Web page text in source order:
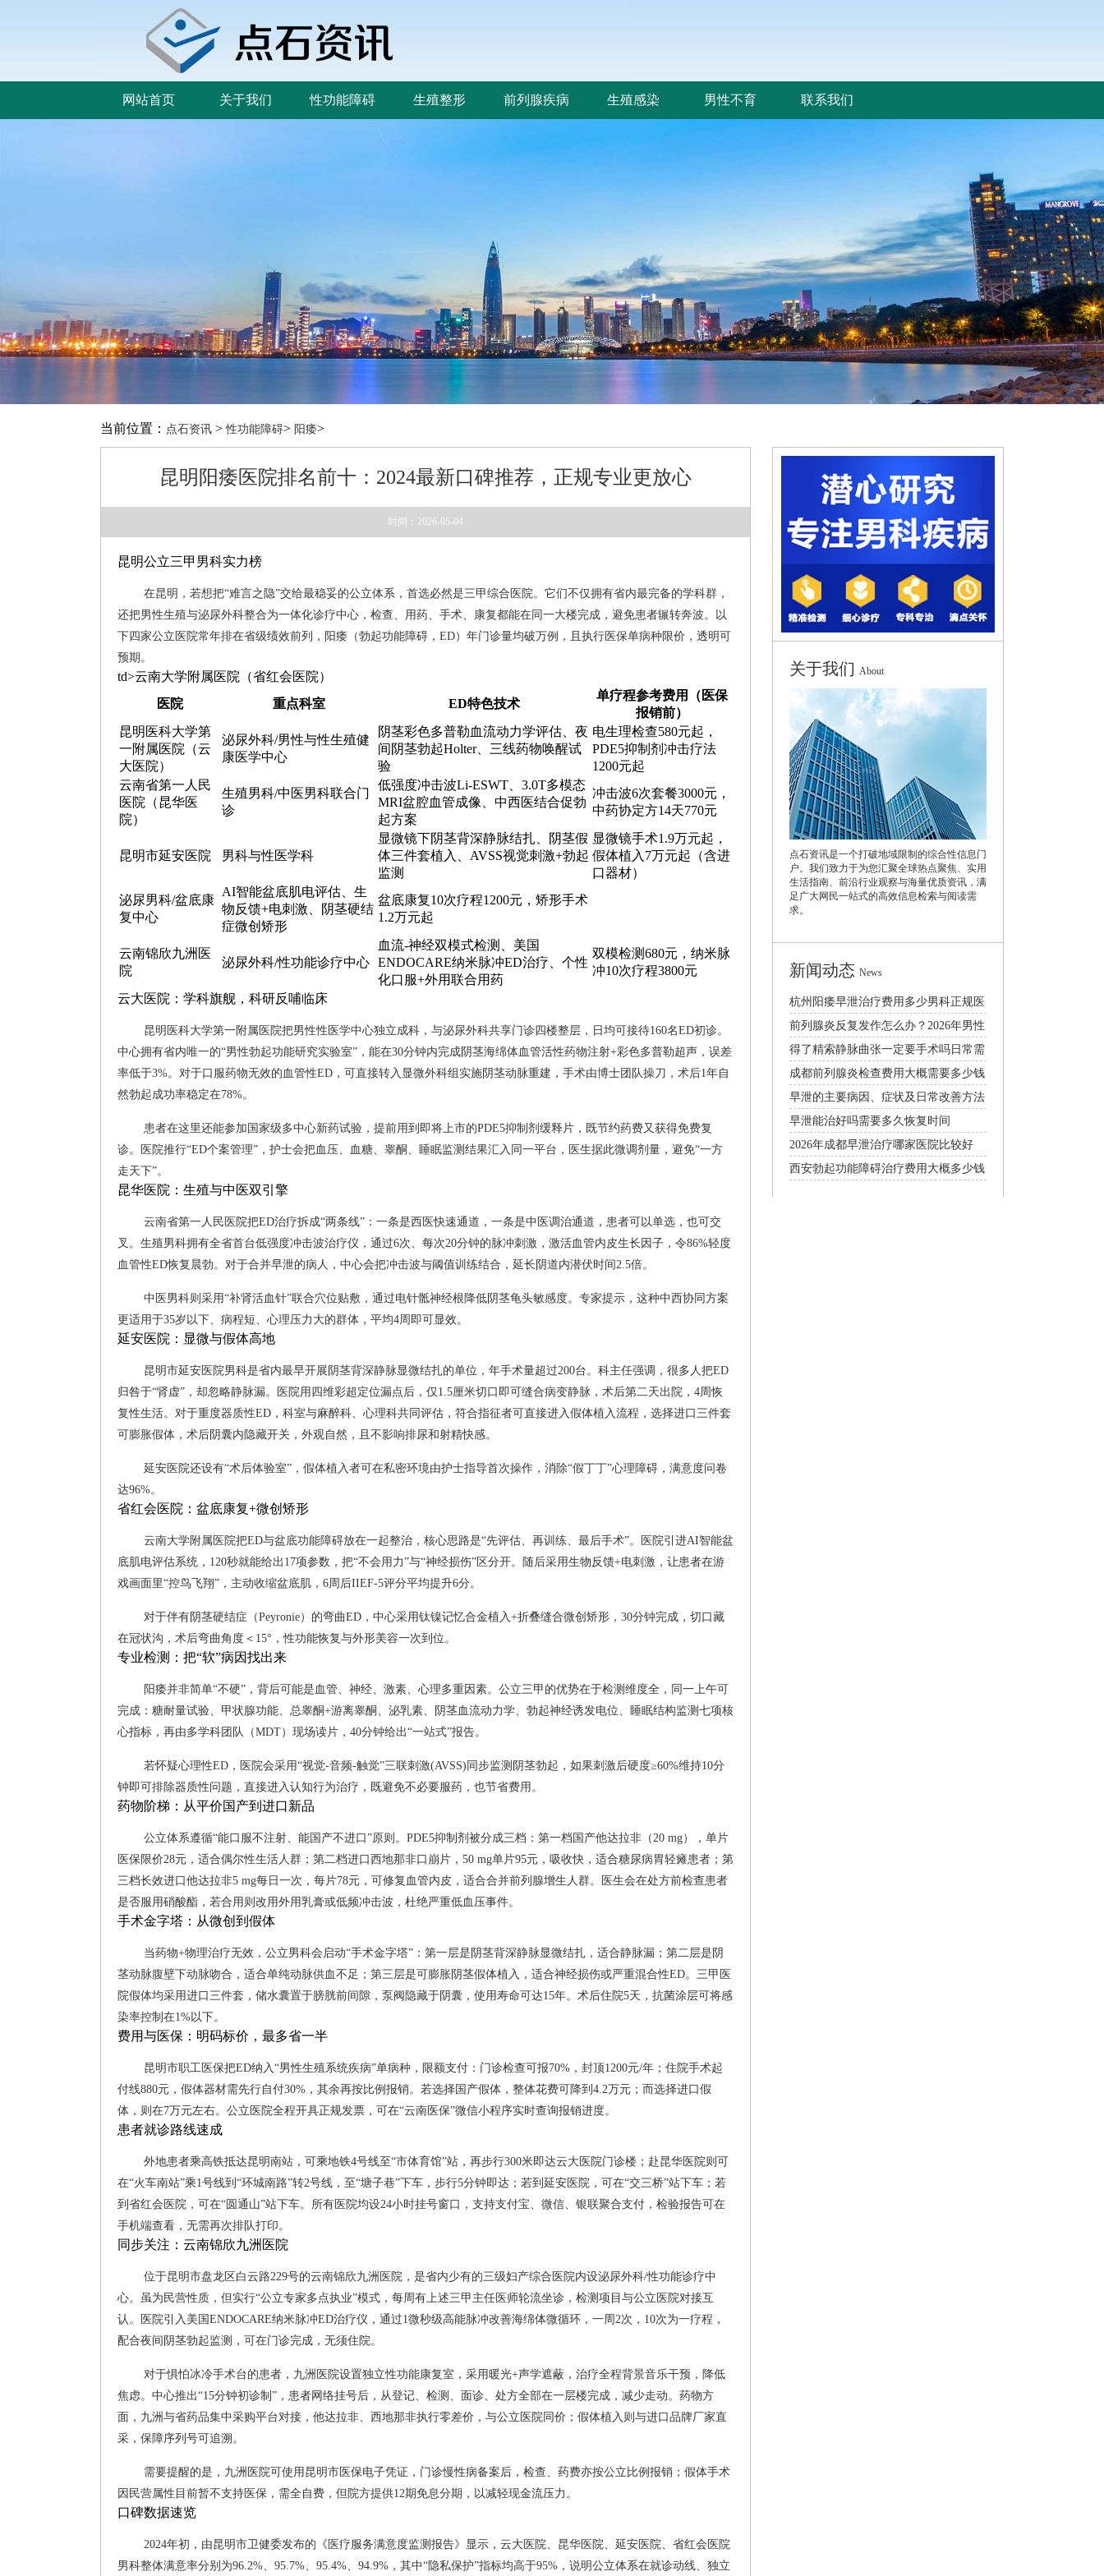
网站首页 关于我们 性功能障碍 生殖整形 前列腺疾病 生殖感染 男性不育 联系我们
当前位置： 点石资讯 >性功能障碍> 阳痿>
昆明阳痿医院排名前十：2024最新口碑推荐，正规专业更放心
时间：2026-05-04
昆明公立三甲男科实力榜
在昆明，若想把“难言之隐”交给最稳妥的公立体系，首选必然是三甲综合医院。它们不仅拥有省内最完备的学科群，
还把男性生殖与泌尿外科整合为一体化诊疗中心，检查、用药、手术、康复都能在同一大楼完成，避免患者辗转奔波。以
下四家公立医院常年排在省级绩效前列，阳痿（勃起功能障碍，ED）年门诊量均破万例，且执行医保单病种限价，透明可
预期。
td>云南大学附属医院（省红会医院）
医院
重点科室 ED特色技术
单疗程参考费用（医保
报销前）
昆明医科大学第
一附属医院（云
大医院）
泌尿外科/男性与性生殖健
康医学中心
阴茎彩色多普勒血流动力学评估、夜
间阴茎勃起Holter、三线药物唤醒试
验
电生理检查580元起，
PDE5抑制剂冲击疗法
1200元起
云南省第一人民
医院（昆华医
院）
生殖男科/中医男科联合门
诊
低强度冲击波Li-ESWT、3.0T多模态
MRI盆腔血管成像、中西医结合促勃
起方案
冲击波6次套餐3000元，
中药协定方14天770元
昆明市延安医院 男科与性医学科
显微镜下阴茎背深静脉结扎、阴茎假
体三件套植入、AVSS视觉刺激+勃起
监测
显微镜手术1.9万元起，
假体植入7万元起（含进
口器材）
泌尿男科/盆底康
复中心
AI智能盆底肌电评估、生
物反馈+电刺激、阴茎硬结
症微创矫形
盆底康复10次疗程1200元，矫形手术
1.2万元起
云南锦欣九洲医
院
泌尿外科/性功能诊疗中心
血流‐神经双模式检测、美国
ENDOCARE纳米脉冲ED治疗、个性
化口服+外用联合用药
双模检测680元，纳米脉
冲10次疗程3800元
云大医院：学科旗舰，科研反哺临床
昆明医科大学第一附属医院把男性性医学中心独立成科，与泌尿外科共享门诊四楼整层，日均可接待160名ED初诊。
中心拥有省内唯一的“男性勃起功能研究实验室”，能在30分钟内完成阴茎海绵体血管活性药物注射+彩色多普勒超声，误差
率低于3%。对于口服药物无效的血管性ED，可直接转入显微外科组实施阴茎动脉重建，手术由博士团队操刀，术后1年自
然勃起成功率稳定在78%。
患者在这里还能参加国家级多中心新药试验，提前用到即将上市的PDE5抑制剂缓释片，既节约药费又获得免费复
诊。医院推行“ED个案管理”，护士会把血压、血糖、睾酮、睡眠监测结果汇入同一平台，医生据此微调剂量，避免“一方
走天下”。
昆华医院：生殖与中医双引擎
云南省第一人民医院把ED治疗拆成“两条线”：一条是西医快速通道，一条是中医调治通道，患者可以单选，也可交
叉。生殖男科拥有全省首台低强度冲击波治疗仪，通过6次、每次20分钟的脉冲刺激，激活血管内皮生长因子，令86%轻度
血管性ED恢复晨勃。对于合并早泄的病人，中心会把冲击波与阈值训练结合，延长阴道内潜伏时间2.5倍。
中医男科则采用“补肾活血针”联合穴位贴敷，通过电针骶神经根降低阴茎龟头敏感度。专家提示，这种中西协同方案
更适用于35岁以下、病程短、心理压力大的群体，平均4周即可显效。
延安医院：显微与假体高地
昆明市延安医院男科是省内最早开展阴茎背深静脉显微结扎的单位，年手术量超过200台。科主任强调，很多人把ED
归咎于“肾虚”，却忽略静脉漏。医院用四维彩超定位漏点后，仅1.5厘米切口即可缝合病变静脉，术后第二天出院，4周恢
复性生活。对于重度器质性ED，科室与麻醉科、心理科共同评估，符合指征者可直接进入假体植入流程，选择进口三件套
可膨胀假体，术后阴囊内隐藏开关，外观自然，且不影响排尿和射精快感。
延安医院还设有“术后体验室”，假体植入者可在私密环境由护士指导首次操作，消除“假丁丁”心理障碍，满意度问卷
达96%。
省红会医院：盆底康复+微创矫形
云南大学附属医院把ED与盆底功能障碍放在一起整治，核心思路是“先评估、再训练、最后手术”。医院引进AI智能盆
底肌电评估系统，120秒就能给出17项参数，把“不会用力”与“神经损伤”区分开。随后采用生物反馈+电刺激，让患者在游
戏画面里“控鸟飞翔”，主动收缩盆底肌，6周后IIEF-5评分平均提升6分。
对于伴有阴茎硬结症（Peyronie）的弯曲ED，中心采用钛镍记忆合金植入+折叠缝合微创矫形，30分钟完成，切口藏
在冠状沟，术后弯曲角度＜15°，性功能恢复与外形美容一次到位。
专业检测：把“软”病因找出来
阳痿并非简单“不硬”，背后可能是血管、神经、激素、心理多重因素。公立三甲的优势在于检测维度全，同一上午可
完成：糖耐量试验、甲状腺功能、总睾酮+游离睾酮、泌乳素、阴茎血流动力学、勃起神经诱发电位、睡眠结构监测七项核
心指标，再由多学科团队（MDT）现场读片，40分钟给出“一站式”报告。
若怀疑心理性ED，医院会采用“视觉-音频-触觉”三联刺激(AVSS)同步监测阴茎勃起，如果刺激后硬度≥60%维持10分
钟即可排除器质性问题，直接进入认知行为治疗，既避免不必要服药，也节省费用。
药物阶梯：从平价国产到进口新品
公立体系遵循“能口服不注射、能国产不进口”原则。PDE5抑制剂被分成三档：第一档国产他达拉非（20 mg），单片
医保限价28元，适合偶尔性生活人群；第二档进口西地那非口崩片，50 mg单片95元，吸收快，适合糖尿病胃轻瘫患者；第
三档长效进口他达拉非5 mg每日一次，每片78元，可修复血管内皮，适合合并前列腺增生人群。医生会在处方前检查患者
是否服用硝酸酯，若合用则改用外用乳膏或低频冲击波，杜绝严重低血压事件。
手术金字塔：从微创到假体
当药物+物理治疗无效，公立男科会启动“手术金字塔”：第一层是阴茎背深静脉显微结扎，适合静脉漏；第二层是阴
茎动脉腹壁下动脉吻合，适合单纯动脉供血不足；第三层是可膨胀阴茎假体植入，适合神经损伤或严重混合性ED。三甲医
院假体均采用进口三件套，储水囊置于膀胱前间隙，泵阀隐藏于阴囊，使用寿命可达15年。术后住院5天，抗菌涂层可将感
染率控制在1%以下。
费用与医保：明码标价，最多省一半
昆明市职工医保把ED纳入“男性生殖系统疾病”单病种，限额支付：门诊检查可报70%，封顶1200元/年；住院手术起
付线880元，假体器材需先行自付30%，其余再按比例报销。若选择国产假体，整体花费可降到4.2万元；而选择进口假
体，则在7万元左右。公立医院全程开具正规发票，可在“云南医保”微信小程序实时查询报销进度。
患者就诊路线速成
外地患者乘高铁抵达昆明南站，可乘地铁4号线至“市体育馆”站，再步行300米即达云大医院门诊楼；赴昆华医院则可
在“火车南站”乘1号线到“环城南路”转2号线，至“塘子巷”下车，步行5分钟即达；若到延安医院，可在“交三桥”站下车；若
到省红会医院，可在“圆通山”站下车。所有医院均设24小时挂号窗口，支持支付宝、微信、银联聚合支付，检验报告可在
手机端查看，无需再次排队打印。
同步关注：云南锦欣九洲医院
位于昆明市盘龙区白云路229号的云南锦欣九洲医院，是省内少有的三级妇产综合医院内设泌尿外科/性功能诊疗中
心。虽为民营性质，但实行“公立专家多点执业”模式，每周有上述三甲主任医师轮流坐诊，检测项目与公立医院对接互
认。医院引入美国ENDOCARE纳米脉冲ED治疗仪，通过1微秒级高能脉冲改善海绵体微循环，一周2次，10次为一疗程，
配合夜间阴茎勃起监测，可在门诊完成，无须住院。
对于惧怕冰冷手术台的患者，九洲医院设置独立性功能康复室，采用暖光+声学遮蔽，治疗全程背景音乐干预，降低
焦虑。中心推出“15分钟初诊制”，患者网络挂号后，从登记、检测、面诊、处方全部在一层楼完成，减少走动。药物方
面，九洲与省药品集中采购平台对接，他达拉非、西地那非执行零差价，与公立医院同价；假体植入则与进口品牌厂家直
采，保障序列号可追溯。
需要提醒的是，九洲医院可使用昆明市医保电子凭证，门诊慢性病备案后，检查、药费亦按公立比例报销；假体手术
因民营属性目前暂不支持医保，需全自费，但院方提供12期免息分期，以减轻现金流压力。
口碑数据速览
2024年初，由昆明市卫健委发布的《医疗服务满意度监测报告》显示，云大医院、昆华医院、延安医院、省红会医院
男科整体满意率分别为96.2%、95.7%、95.4%、94.9%，其中“隐私保护”指标均高于95%，说明公立体系在就诊动线、独立
关于我们 About
点石资讯是一个打破地域限制的综合性信息门
户。我们致力于为您汇聚全球热点聚焦、实用
生活指南、前沿行业观察与海量优质资讯，满
足广大网民一站式的高效信息检索与阅读需
求。
新闻动态 News
杭州阳痿早泄治疗费用多少男科正规医
院排名推荐
前列腺炎反复发作怎么办？2026年男性
日常护理与科学治疗方法
得了精索静脉曲张一定要手术吗日常需
要注意什么
成都前列腺炎检查费用大概需要多少钱
早泄的主要病因、症状及日常改善方法
早泄能治好吗需要多久恢复时间
2026年成都早泄治疗哪家医院比较好
西安勃起功能障碍治疗费用大概多少钱